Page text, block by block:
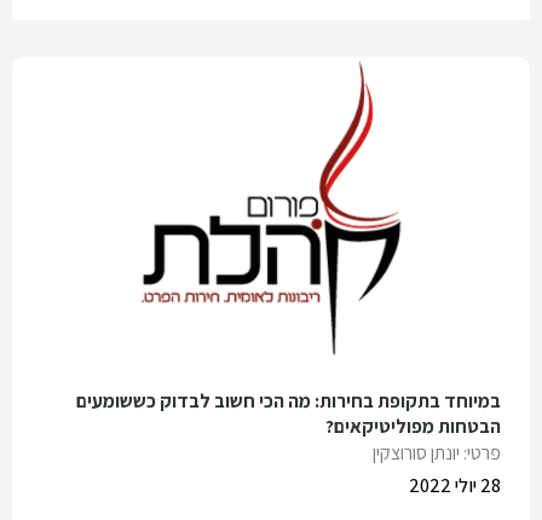
במיוחד בתקופת בחירות: מה הכי חשוב לבדוק כששומעים
הבטחות מפוליטיקאים?
פרטי: יונתן סורוצקין
28 יולי 2022